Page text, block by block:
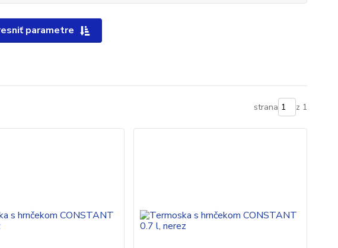
parametre
strana z 1